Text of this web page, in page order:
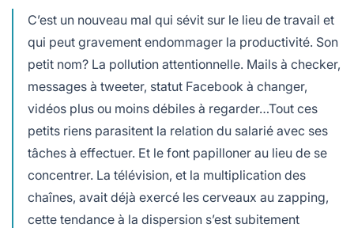
C’est un nouveau mal qui sévit sur le lieu de travail et
qui peut gravement endommager la productivité. Son
petit nom? La pollution attentionnelle. Mails à checker,
messages à tweeter, statut Facebook à changer,
vidéos plus ou moins débiles à regarder…Tout ces
petits riens parasitent la relation du salarié avec ses
tâches à effectuer. Et le font papilloner au lieu de se
concentrer. La télévision, et la multiplication des
chaînes, avait déjà exercé les cerveaux au zapping,
cette tendance à la dispersion s’est subitement